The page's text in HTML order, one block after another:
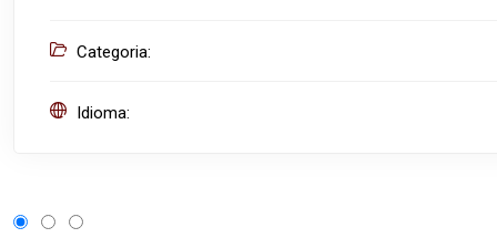
Categoria:
Idioma: